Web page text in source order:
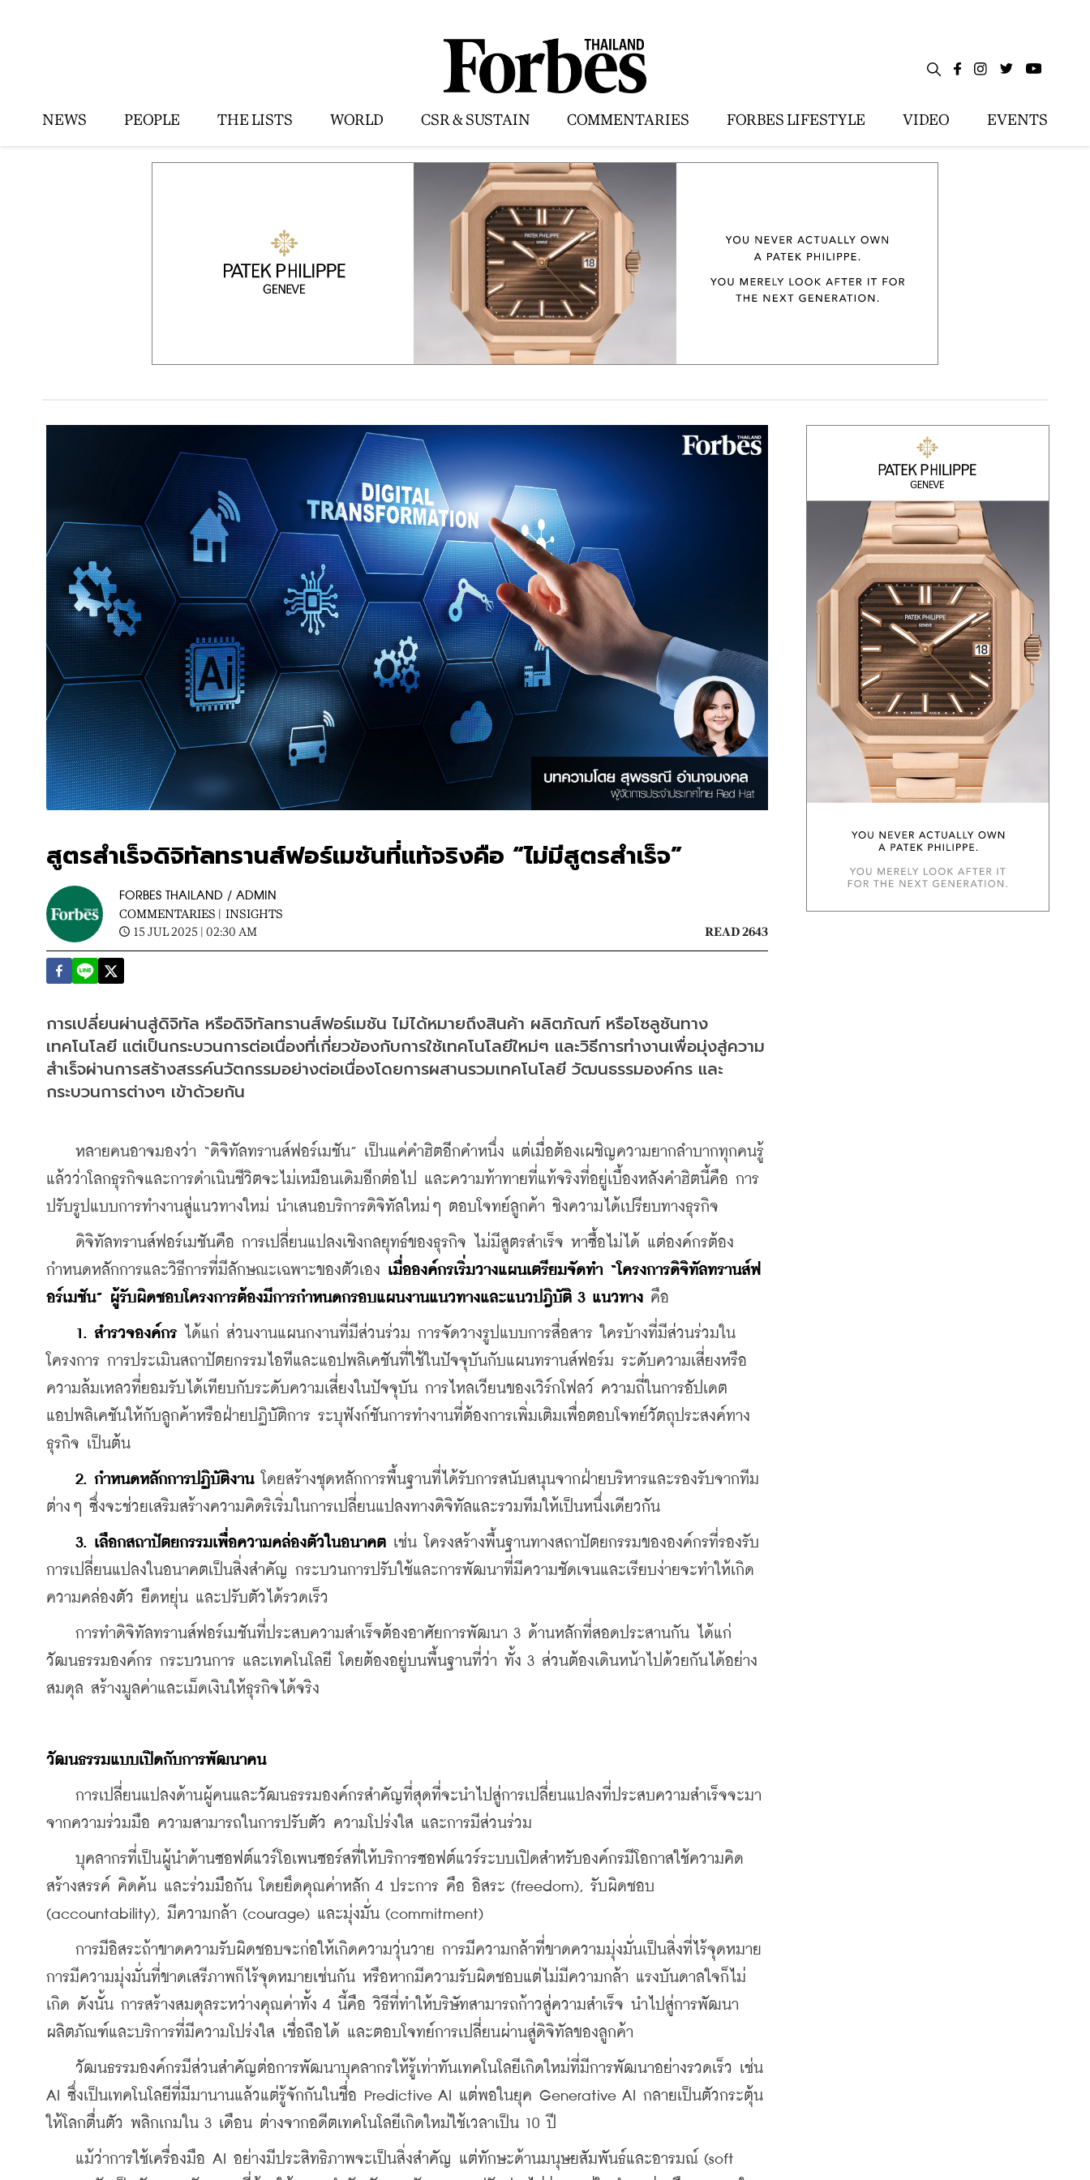
NEWS PEOPLE THE LISTS WORLD CSR & SUSTAIN COMMENTARIES FORBES LIFESTYLE VIDEO EVENTS
สูตรสำเร็จดิจิทัลทรานส์ฟอร์เมชันที่แท้จริงคือ “ไม่มีสูตรสำเร็จ”
FORBES THAILAND / ADMIN
COMMENTARIES | INSIGHTS
15 JUL 2025 | 02:30 AM
READ 2643
การเปลี่ยนผ่านสู่ดิจิทัล หรือดิจิทัลทรานส์ฟอร์เมชัน ไม่ได้หมายถึงสินค้า ผลิตภัณฑ์ หรือโซลูชันทาง
เทคโนโลยี แต่เป็นกระบวนการต่อเนื่องที่เกี่ยวข้องกับการใช้เทคโนโลยีใหม่ๆ และวิธีการทำงานเพื่อมุ่งสู่ความ
สำเร็จผ่านการสร้างสรรค์นวัตกรรมอย่างต่อเนื่องโดยการผสานรวมเทคโนโลยี วัฒนธรรมองค์กร และ
กระบวนการต่างๆ เข้าด้วยกัน
หลายคนอาจมองว่า “ดิจิทัลทรานส์ฟอร์เมชัน” เป็นแค่คำฮิตอีกคำหนึ่ง แต่เมื่อต้องเผชิญความยากลำบากทุกคนรู้
แล้วว่าโลกธุรกิจและการดำเนินชีวิตจะไม่เหมือนเดิมอีกต่อไป และความท้าทายที่แท้จริงที่อยู่เบื้องหลังคำฮิตนี้คือ การ
ปรับรูปแบบการทำงานสู่แนวทางใหม่ นำเสนอบริการดิจิทัลใหม่ๆ ตอบโจทย์ลูกค้า ชิงความได้เปรียบทางธุรกิจ
ดิจิทัลทรานส์ฟอร์เมชันคือ การเปลี่ยนแปลงเชิงกลยุทธ์ของธุรกิจ ไม่มีสูตรสำเร็จ หาซื้อไม่ได้ แต่องค์กรต้อง
กำหนดหลักการและวิธีการที่มีลักษณะเฉพาะของตัวเอง เมื่อองค์กรเริ่มวางแผนเตรียมจัดทำ “โครงการดิจิทัลทรานส์ฟ
อร์เมชัน” ผู้รับผิดชอบโครงการต้องมีการกำหนดกรอบแผนงานแนวทางและแนวปฎิบัติ 3 แนวทาง คือ
1. สำรวจองค์กร ได้แก่ ส่วนงานแผนกงานที่มีส่วนร่วม การจัดวางรูปแบบการสื่อสาร ใครบ้างที่มีส่วนร่วมใน
โครงการ การประเมินสถาปัตยกรรมไอทีและแอปพลิเคชันที่ใช้ในปัจจุบันกับแผนทรานส์ฟอร์ม ระดับความเสี่ยงหรือ
ความล้มเหลวที่ยอมรับได้เทียบกับระดับความเสี่ยงในปัจจุบัน การไหลเวียนของเวิร์กโฟลว์ ความถี่ในการอัปเดต
แอปพลิเคชันให้กับลูกค้าหรือฝ่ายปฏิบัติการ ระบุฟังก์ชันการทำงานที่ต้องการเพิ่มเติมเพื่อตอบโจทย์วัตถุประสงค์ทาง
ธุรกิจ เป็นต้น
2. กำหนดหลักการปฏิบัติงาน โดยสร้างชุดหลักการพื้นฐานที่ได้รับการสนับสนุนจากฝ่ายบริหารและรองรับจากทีม
ต่างๆ ซึ่งจะช่วยเสริมสร้างความคิดริเริ่มในการเปลี่ยนแปลงทางดิจิทัลและรวมทีมให้เป็นหนึ่งเดียวกัน
3. เลือกสถาปัตยกรรมเพื่อความคล่องตัวในอนาคต เช่น โครงสร้างพื้นฐานทางสถาปัตยกรรมขององค์กรที่รองรับ
การเปลี่ยนแปลงในอนาคตเป็นสิ่งสำคัญ กระบวนการปรับใช้และการพัฒนาที่มีความชัดเจนและเรียบง่ายจะทำให้เกิด
ความคล่องตัว ยืดหยุ่น และปรับตัวได้รวดเร็ว
การทำดิจิทัลทรานส์ฟอร์เมชันที่ประสบความสำเร็จต้องอาศัยการพัฒนา 3 ด้านหลักที่สอดประสานกัน ได้แก่
วัฒนธรรมองค์กร กระบวนการ และเทคโนโลยี โดยต้องอยู่บนพื้นฐานที่ว่า ทั้ง 3 ส่วนต้องเดินหน้าไปด้วยกันได้อย่าง
สมดุล สร้างมูลค่าและเม็ดเงินให้ธุรกิจได้จริง
วัฒนธรรมแบบเปิดกับการพัฒนาคน
การเปลี่ยนแปลงด้านผู้คนและวัฒนธรรมองค์กรสำคัญที่สุดที่จะนำไปสู่การเปลี่ยนแปลงที่ประสบความสำเร็จจะมา
จากความร่วมมือ ความสามารถในการปรับตัว ความโปร่งใส และการมีส่วนร่วม
บุคลากรที่เป็นผู้นำด้านซอฟต์แวร์โอเพนซอร์สที่ให้บริการซอฟต์แวร์ระบบเปิดสำหรับองค์กรมีโอกาสใช้ความคิด
สร้างสรรค์ คิดค้น และร่วมมือกัน โดยยึดคุณค่าหลัก 4 ประการ คือ อิสระ (freedom), รับผิดชอบ
(accountability), มีความกล้า (courage) และมุ่งมั่น (commitment)
การมีอิสระถ้าขาดความรับผิดชอบจะก่อให้เกิดความวุ่นวาย การมีความกล้าที่ขาดความมุ่งมั่นเป็นสิ่งที่ไร้จุดหมาย
การมีความมุ่งมั่นที่ขาดเสรีภาพก็ไร้จุดหมายเช่นกัน หรือหากมีความรับผิดชอบแต่ไม่มีความกล้า แรงบันดาลใจก็ไม่
เกิด ดังนั้น การสร้างสมดุลระหว่างคุณค่าทั้ง 4 นี้คือ วิธีที่ทำให้บริษัทสามารถก้าวสู่ความสำเร็จ นำไปสู่การพัฒนา
ผลิตภัณฑ์และบริการที่มีความโปร่งใส เชื่อถือได้ และตอบโจทย์การเปลี่ยนผ่านสู่ดิจิทัลของลูกค้า
วัฒนธรรมองค์กรมีส่วนสำคัญต่อการพัฒนาบุคลากรให้รู้เท่าทันเทคโนโลยีเกิดใหม่ที่มีการพัฒนาอย่างรวดเร็ว เช่น
AI ซึ่งเป็นเทคโนโลยีที่มีมานานแล้วแต่รู้จักกันในชื่อ Predictive AI แต่พอในยุค Generative AI กลายเป็นตัวกระตุ้น
ให้โลกตื่นตัว พลิกเกมใน 3 เดือน ต่างจากอดีตเทคโนโลยีเกิดใหม่ใช้เวลาเป็น 10 ปี
แม้ว่าการใช้เครื่องมือ AI อย่างมีประสิทธิภาพจะเป็นสิ่งสำคัญ แต่ทักษะด้านมนุษยสัมพันธ์และอารมณ์ (soft